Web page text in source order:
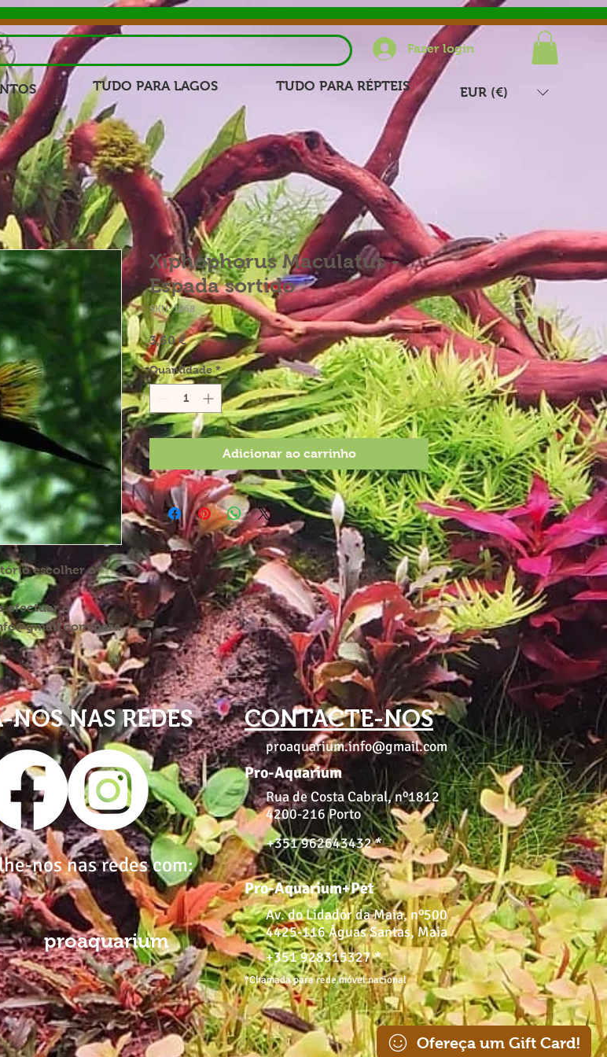
Fazer login
TUDO PARA LAGOS TUDO PARA RÉPTEIS EUR (€)
escolher o
efectuar o
para
Xiphophorus Maculatus -
Espada sortido
SKU: 1268
3,50 €Preço
Quantidade *
Adicionar ao carrinho
Ofereça um Gift Card!
NOS NAS REDES CONTACTE-NOS
proaquarium.info@gmail.com
Pro-Aquarium
Rua de Costa Cabral, nº1812
4200-216 Porto
+351 962643432 *
nos nas redes com:
proaquarium
Pro-Aquarium+Pet
Av. do Lidador da Maia, nº500
4425-116 Águas Santas, Maia
+351 928315327 *
*Chamada para rede móvel nacional